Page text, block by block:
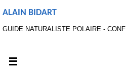
ALAIN BIDART
GUIDE NATURALISTE POLAIRE -